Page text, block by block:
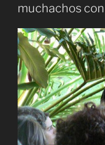
muchachos